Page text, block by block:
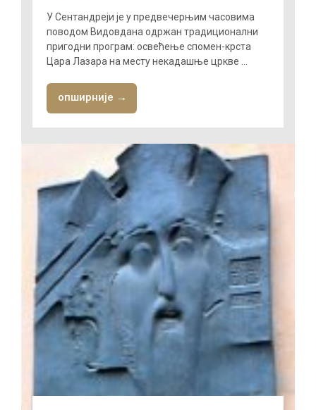
У Сентандреји је у предвечерњим часовима
поводом Видовдана одржан традиционални
пригодни програм: освећење спомен-крста
Цара Лазара на месту некадашње цркве ...
опширније →